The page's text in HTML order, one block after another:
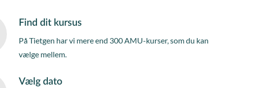
Find dit kursus
På Tietgen har vi mere end 300 AMU-kurser, som du kan
vælge mellem.
Vælg dato